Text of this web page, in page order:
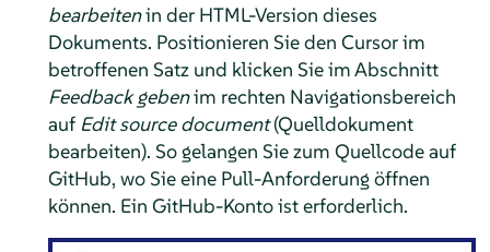
bearbeitenin der HTML-Version dieses
Dokuments. Positionieren Sie den Cursor im
betroffenen Satz und klicken Sie im Abschnitt
Feedback gebenim rechten Navigationsbereich
auf Edit source document(Quelldokument
bearbeiten). So gelangen Sie zum Quellcode auf
GitHub, wo Sie eine Pull-Anforderung öffnen
können. Ein GitHub-Konto ist erforderlich.